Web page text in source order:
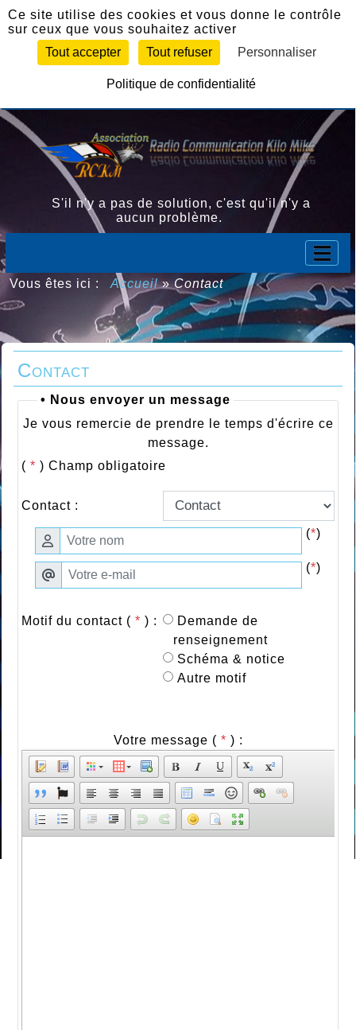
S'il n'y a pas de solution, c'est qu'il n'y a
aucun problème.
Vous êtes ici : Accueil»Contact
Contact
• Nous envoyer un message
Je vous remercie de prendre le temps d'écrire ce
message.
( * ) Champ obligatoire
Contact :
(*)
(*)
Motif du contact ( * ) :
Demande de
renseignement
Schéma & notice
Autre motif
Votre message ( * ) :
Panneau de gestion des cookies
Ce site utilise des cookies et vous donne le contrôle
sur ceux que vous souhaitez activer
Tout accepter
Tout refuser Personnaliser
Politique de confidentialité